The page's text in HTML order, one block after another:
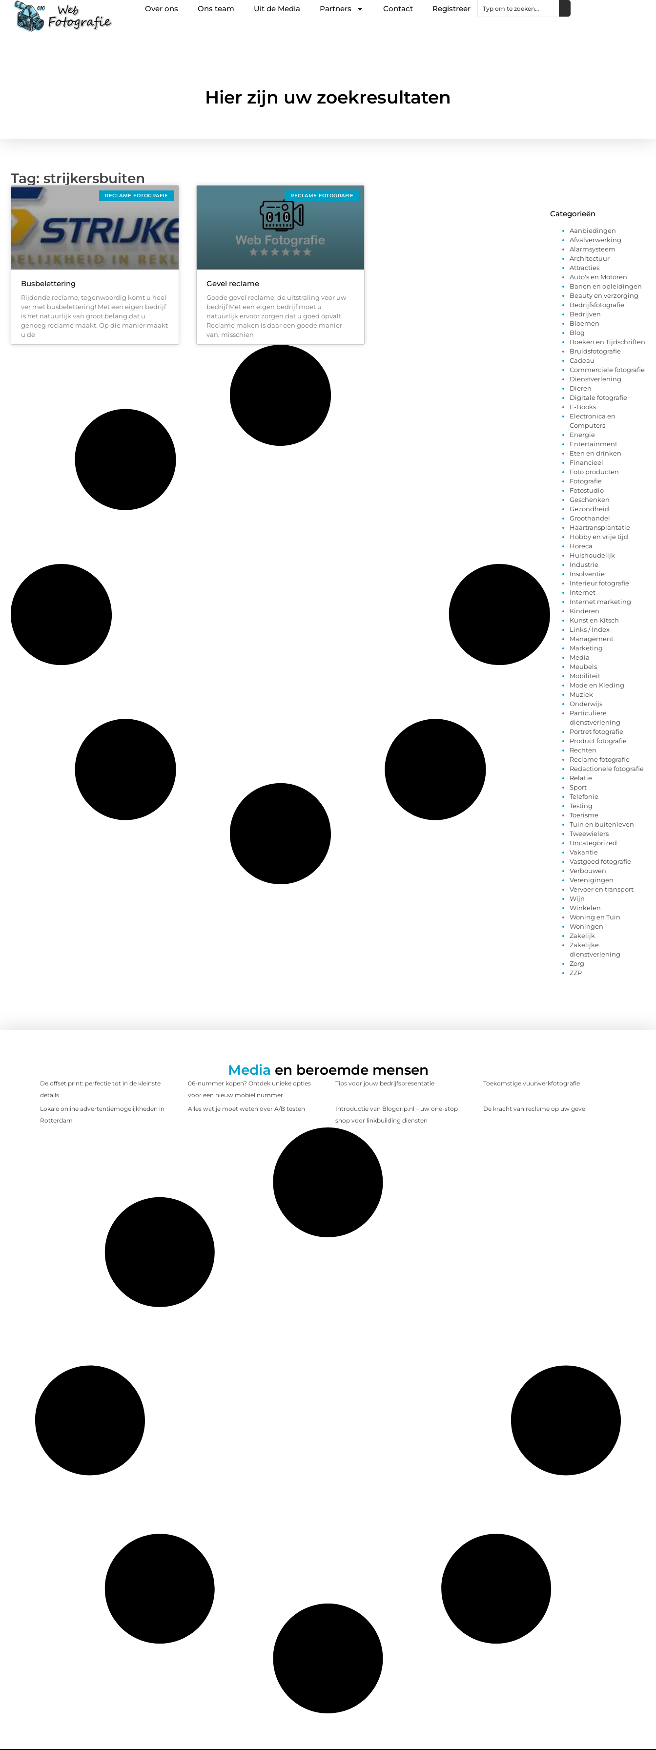
Over ons Ons team Uit de Media Partners Contact Registreer
Hier zijn uw zoekresultaten
Tag: strijkersbuiten
RECLAME FOTOGRAFIE
Busbelettering
Rijdende reclame, tegenwoordig komt u heel
ver met busbelettering! Met een eigen bedrijf
is het natuurlijk van groot belang dat u
genoeg reclame maakt. Op die manier maakt
u de
RECLAME FOTOGRAFIE
Gevel reclame
Goede gevel reclame, de uitstraling voor uw
bedrijf Met een eigen bedrijf moet u
natuurlijk ervoor zorgen dat u goed opvalt.
Reclame maken is daar een goede manier
van, misschien
Categorieën
Aanbiedingen
Afvalverwerking
Alarmsysteem
Architectuur
Attracties
Auto's en Motoren
Banen en opleidingen
Beauty en verzorging
Bedrijfsfotografie
Bedrijven
Bloemen
Blog
Boeken en Tijdschriften
Bruidsfotografie
Cadeau
Commerciele fotografie
Dienstverlening
Dieren
Digitale fotografie
E-Books
Electronica en
Computers
Energie
Entertainment
Eten en drinken
Financieel
Foto producten
Fotografie
Fotostudio
Geschenken
Gezondheid
Groothandel
Haartransplantatie
Hobby en vrije tijd
Horeca
Huishoudelijk
Industrie
Insolventie
Interieur fotografie
Internet
Internet marketing
Kinderen
Kunst en Kitsch
Links / Index
Management
Marketing
Media
Meubels
Mobiliteit
Mode en Kleding
Muziek
Onderwijs
Particuliere
dienstverlening
Portret fotografie
Product fotografie
Rechten
Reclame fotografie
Redactionele fotografie
Relatie
Sport
Telefonie
Testing
Toerisme
Tuin en buitenleven
Tweewielers
Uncategorized
Vakantie
Vastgoed fotografie
Verbouwen
Verenigingen
Vervoer en transport
Wijn
Winkelen
Woning en Tuin
Woningen
Zakelijk
Zakelijke
dienstverlening
Zorg
ZZP
Media en beroemde mensen
De offset print: perfectie tot in de kleinste
details
06-nummer kopen? Ontdek unieke opties
voor een nieuw mobiel nummer
Tips voor jouw bedrijfspresentatie Toekomstige vuurwerkfotografie
Lokale online advertentiemogelijkheden in
Rotterdam
Alles wat je moet weten over A/B testen
Introductie van Blogdrip.nl – uw one-stop
shop voor linkbuilding diensten
De kracht van reclame op uw gevel